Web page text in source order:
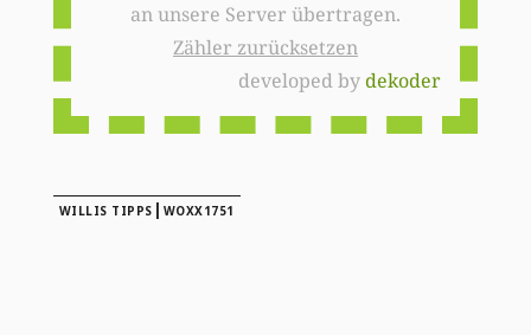
an unsere Server übertragen.
Zähler zurücksetzen
developed bydekoder
WILLIS TIPPS | WOXX1751